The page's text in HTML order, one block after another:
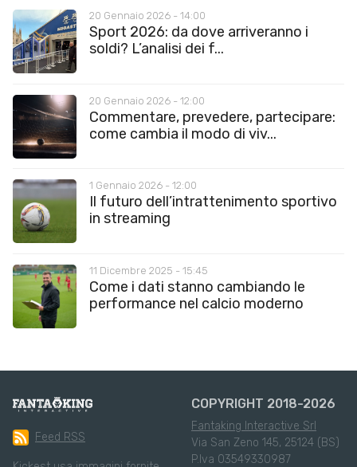
20 Gennaio 2026 - 14:00
Sport 2026: da dove arriveranno i
soldi? L’analisi dei f...
20 Gennaio 2026 - 12:00
Commentare, prevedere, partecipare:
come cambia il modo di viv...
1 Gennaio 2026 - 12:00
Il futuro dell’intrattenimento sportivo
in streaming
11 Dicembre 2025 - 15:45
Come i dati stanno cambiando le
performance nel calcio moderno
Feed RSS
COPYRIGHT 2018-2026
Fantaking Interactive Srl
Via San Zeno 145, 25124 (BS)
P.Iva 03549330987